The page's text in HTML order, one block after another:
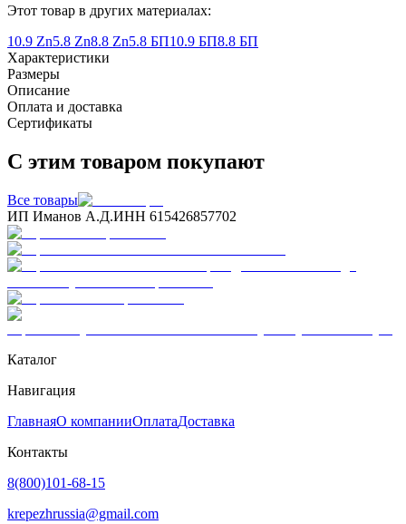
Этот товар в других материалах:
10.9 Zn5.8 Zn8.8 Zn5.8 БП10.9 БП8.8 БП
Характеристики
Размеры
Описание
Оплата и доставка
Сертификаты
С этим товаром покупают
Все товары
ИП Иманов А.Д.ИНН 615426857702
Каталог
Навигация
ГлавнаяО компанииОплатаДоставка
Контакты
8(800)101-68-15
krepezhrussia@gmail.com